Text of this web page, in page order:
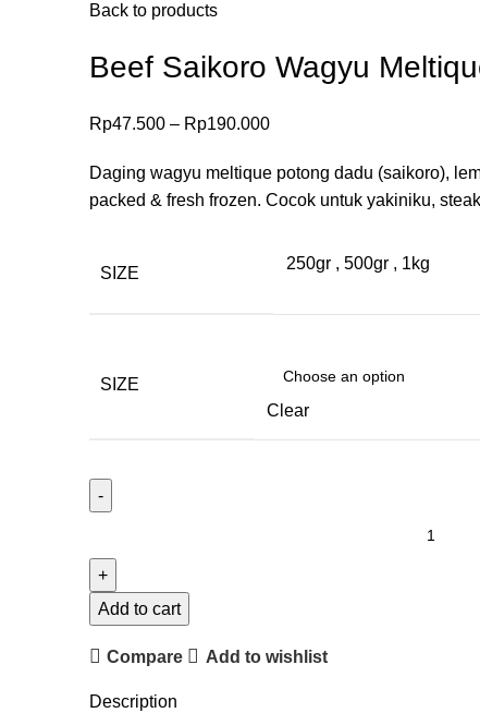
Back to products
Beef Saikoro Wagyu
Rp47.500 – Rp190.000
Daging wagyu meltique potong dadu (saikoro),
packed & fresh frozen. Cocok untuk yakiniku,
SIZE
250gr , 500gr , 1kg
SIZE
Clear
Add to cart
Compare Add to wishlist
Description